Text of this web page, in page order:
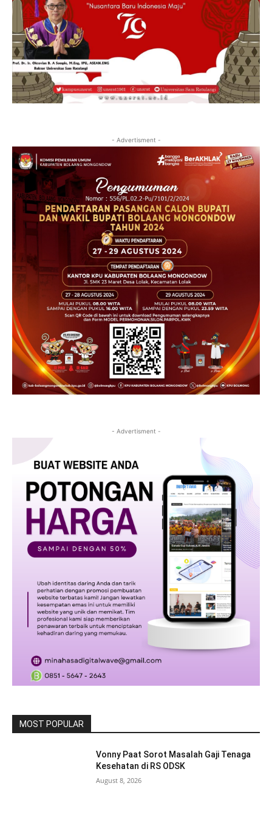
- Advertisment -
- Advertisment -
MOST POPULAR
Vonny Paat Sorot Masalah Gaji Tenaga
Kesehatan di RS ODSK
August 8, 2026